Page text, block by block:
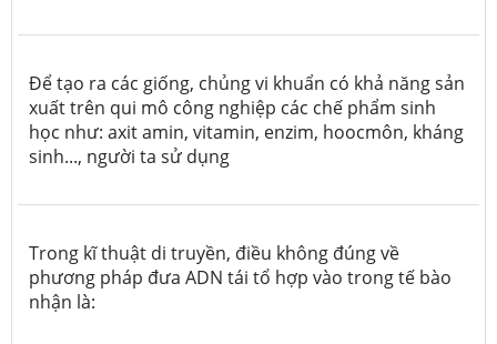
Để tạo ra các giống, chủng vi khuẩn có khả năng sản
xuất trên qui mô công nghiệp các chế phẩm sinh
học như: axit amin, vitamin, enzim, hoocmôn, kháng
sinh..., người ta sử dụng
Trong kĩ thuật di truyền, điều không đúng về
phương pháp đưa ADN tái tổ hợp vào trong tế bào
nhận là: